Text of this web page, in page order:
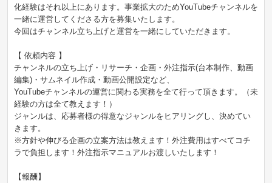
化経験はそれ以上にあります。事業拡大のためYouTubeチャンネルを
一緒に運営してくださる方を募集いたします。
今回はチャンネル立ち上げと運営を一緒にしていただきます。
【 依頼内容 】
チャンネルの立ち上げ・リサーチ・企画・外注指示(台本制作、動画
編集)・サムネイル作成・動画公開設定など、
YouTubeチャンネルの運営に関わる実務を全て行って頂きます。（未
経験の方は全て教えます！）
ジャンルは、応募者様の得意なジャンルをヒアリングし、決めてい
きます。
※方針や伸びる企画の立案方法は教えます！外注費用はすべてコチ
ラで負担します！外注指示マニュアルお渡しいたします！
【報酬】